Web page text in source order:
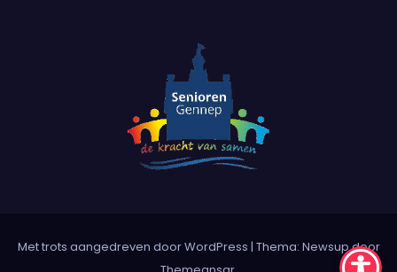
Met trots aangedreven door WordPress | Thema: Newsupdoor